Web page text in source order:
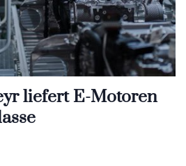
liefert E-Motoren